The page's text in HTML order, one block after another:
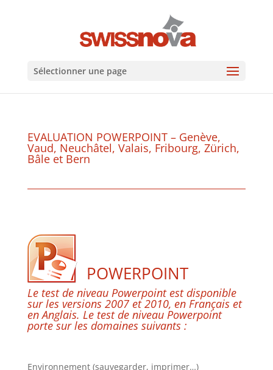
Sélectionner une page
EVALUATION POWERPOINT – Genève,
Vaud, Neuchâtel, Valais, Fribourg, Zürich,
Bâle et Bern
POWERPOINT
Le test de niveau Powerpoint est disponible
sur les versions 2007 et 2010, en Français et
en Anglais. Le test de niveau Powerpoint
porte sur les domaines suivants :
Environnement (sauvegarder, imprimer…)